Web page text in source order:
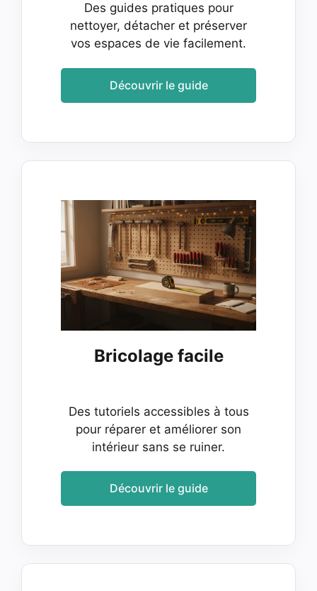
Des guides pratiques pour
nettoyer, détacher et préserver
vos espaces de vie facilement.
Découvrir le guide
Bricolage facile
Des tutoriels accessibles à tous
pour réparer et améliorer son
intérieur sans se ruiner.
Découvrir le guide